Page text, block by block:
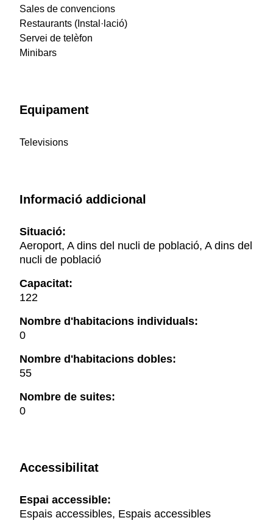
Sales de convencions
Restaurants (Instal·lació)
Servei de telèfon
Minibars
Equipament
Televisions
Informació addicional
Situació:
Aeroport, A dins del nucli de població, A dins del
nucli de població
Capacitat:
122
Nombre d'habitacions individuals:
0
Nombre d'habitacions dobles:
55
Nombre de suites:
0
Accessibilitat
Espai accessible:
Espais accessibles, Espais accessibles